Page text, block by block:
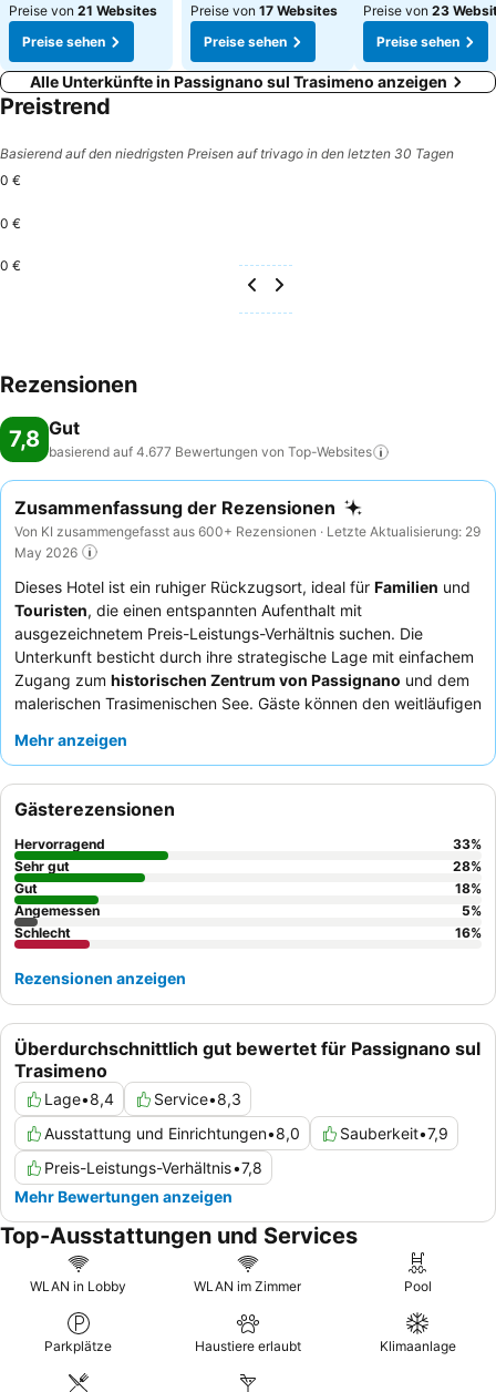
Preise von 21 Websites
Preise sehen
Preise von 17 Websites
Preise sehen
Preise von 23
Preise sehen
Alle Unterkünfte in Passignano sul Trasimeno anzeigen
Preistrend
Basierend auf den niedrigsten Preisen auf trivago in den letzten 30 Tagen
0 €
0 €
0 €
Rezensionen
7,8 Gut
basierend auf 4.677 Bewertungen von Top-Websites
Zusammenfassung der Rezensionen
Von KI zusammengefasst aus 600+ Rezensionen · Letzte Aktualisierung: 29
May 2026
Dieses Hotel ist ein ruhiger Rückzugsort, ideal für Familien und
Touristen, die einen entspannten Aufenthalt mit
ausgezeichnetem Preis-Leistungs-Verhältnis suchen. Die
Unterkunft besticht durch ihre strategische Lage mit einfachem
Zugang zum historischen Zentrum von Passignano und dem
malerischen Trasimenischen See. Gäste können den weitläufigen
inmitten eines gepflegten Gartens genießen. Das Personal wird
Aufmerksamkeit gelobt, was das vielfältige und reichhaltige
Frühstücks- und Abendbuffet
ruhigeres Erlebnis mit potenziell besserer Aussicht könnten
Gäste ein Zimmer mit Gartenblick in Betracht ziehen.
Mehr anzeigen
Überdurchschnittlich gut bewertet für Passignano sul
Trasimeno
Lage•8,4 Service•8,3
Ausstattung und Einrichtungen•8,0 Sauberkeit•7,9
Preis-Leistungs-Verhältnis•7,8
Mehr Bewertungen anzeigen
Gästerezensionen
Hervorragend 33%
Sehr gut
28%
Gut
18%
Angemessen
5%
Schlecht
16%
Rezensionen anzeigen
Top-Ausstattungen und Services
WLAN in Lobby WLAN im Zimmer Pool
Parkplätze Haustiere erlaubt Klimaanlage